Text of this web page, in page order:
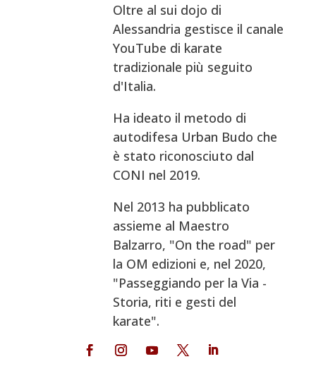
Oltre al sui dojo di
Alessandria gestisce il canale
YouTube di karate
tradizionale più seguito
d'Italia.
Ha ideato il metodo di
autodifesa Urban Budo che
è stato riconosciuto dal
CONI nel 2019.
Nel 2013 ha pubblicato
assieme al Maestro
Balzarro, "On the road" per
la OM edizioni e, nel 2020,
"Passeggiando per la Via -
Storia, riti e gesti del
karate".